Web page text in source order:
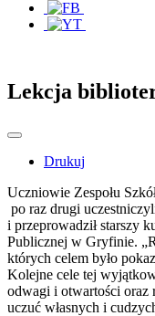
Lekcja
Drukuj
Uczniowie Zespołu
po raz drugi
i przeprowadził starszy
Publicznej w Gryfinie.
których celem było
Kolejne cele tej
odwagi i otwartości oraz
uczuć własnych i